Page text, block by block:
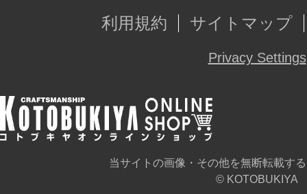
利用規約
サイトマップ
Privacy Settings
当サイトの画像・その他を無断転載す
© KOTOBUKIYA